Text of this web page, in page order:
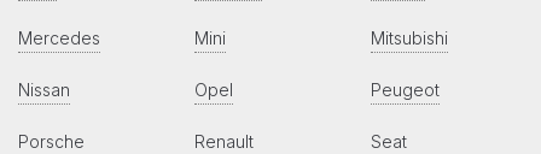
Mercedes Mini Mitsubishi
Nissan Opel Peugeot
Porsche Renault Seat